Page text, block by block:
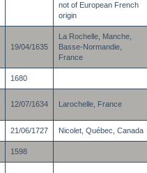
not of European French
origin
19/04/1635
La Rochelle, Manche,
Basse-Normandie,
France
1680
12/07/1634 Larochelle, France
21/06/1727 Nicolet, Québec, Canada
1598